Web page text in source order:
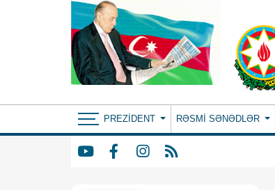
PREZIDENT RƏSMI SƏNƏDLƏR